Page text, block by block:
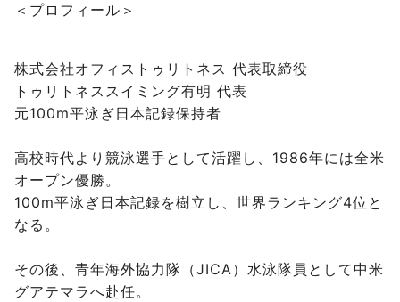
＜プロフィール＞
株式会社オフィストゥリトネス 代表取締役
トゥリトネススイミング有明 代表
元100m平泳ぎ日本記録保持者
高校時代より競泳選手として活躍し、1986年には全米
オープン優勝。
100m平泳ぎ日本記録を樹立し、世界ランキング4位と
なる。
その後、青年海外協力隊（JICA）水泳隊員として中米
グアテマラへ赴任。